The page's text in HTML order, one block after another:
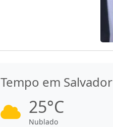
Tempo em Salvador
25°C
Nublado